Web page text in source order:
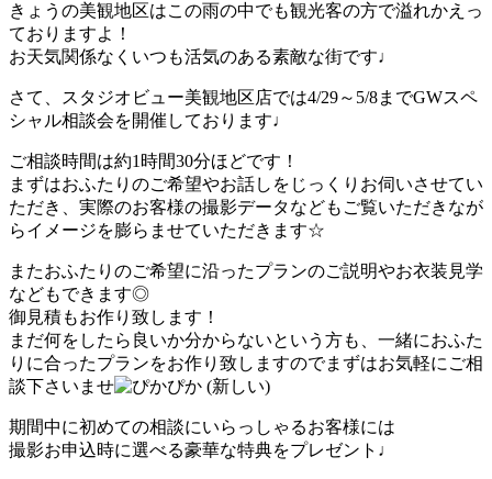
きょうの美観地区はこの雨の中でも観光客の方で溢れかえっ
ておりますよ！
お天気関係なくいつも活気のある素敵な街です♩
さて、スタジオビュー美観地区店では4/29～5/8までGWスペ
シャル相談会を開催しております♩
ご相談時間は約1時間30分ほどです！
まずはおふたりのご希望やお話しをじっくりお伺いさせてい
ただき、実際のお客様の撮影データなどもご覧いただきなが
らイメージを膨らませていただきます☆
またおふたりのご希望に沿ったプランのご説明やお衣装見学
などもできます◎
御見積もお作り致します！
まだ何をしたら良いか分からないという方も、一緒におふた
りに合ったプランをお作り致しますのでまずはお気軽にご相
談下さいませ
期間中に初めての相談にいらっしゃるお客様には
撮影お申込時に選べる豪華な特典をプレゼント ♩